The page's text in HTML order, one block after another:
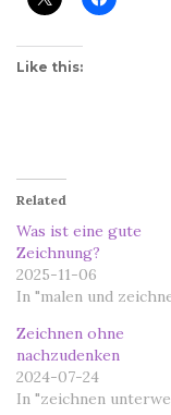
Like this:
Related
Was ist eine gute
Zeichnung?
2025-11-06
In "malen und
Zeichnen ohne
nachzudenken
2024-07-24
In "zeichnen